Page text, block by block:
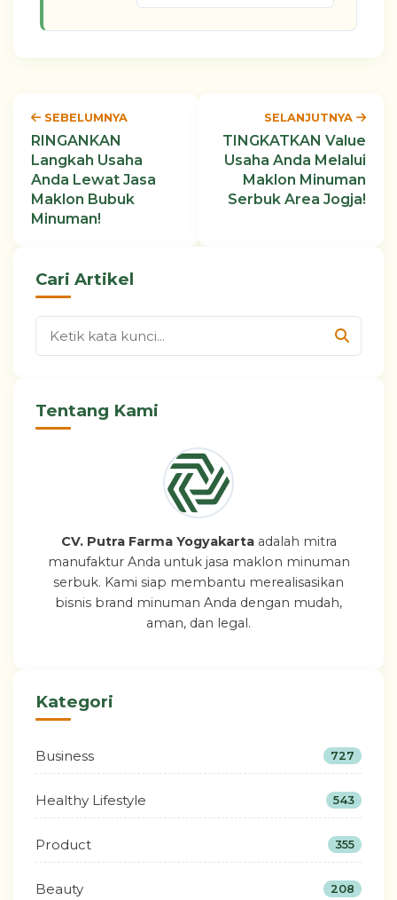
SEBELUMNYA
RINGANKAN
Langkah Usaha
Anda Lewat Jasa
Maklon Bubuk
Minuman!
SELANJUTNYA
TINGKATKAN Value
Usaha Anda Melalui
Maklon Minuman
Serbuk Area Jogja!
Cari Artikel
Tentang Kami
CV. Putra Farma Yogyakartaadalah mitra
manufaktur Anda untuk jasa maklon minuman
serbuk. Kami siap membantu merealisasikan
bisnis brand minuman Anda dengan mudah,
aman, dan legal.
Kategori
Business 727
Healthy Lifestyle 543
Product 355
Beauty 208